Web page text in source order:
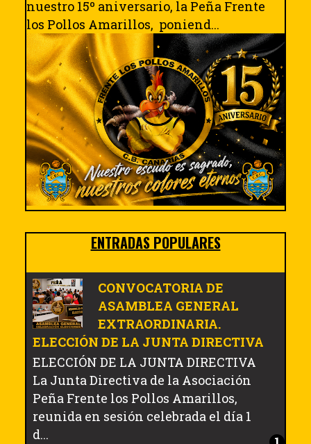
nuestro 15º aniversario, la Peña Frente
los Pollos Amarillos, poniend...
ENTRADAS POPULARES
CONVOCATORIA DE
ASAMBLEA GENERAL
EXTRAORDINARIA.
ELECCIÓN DE LA JUNTA DIRECTIVA
ELECCIÓN DE LA JUNTA DIRECTIVA
La Junta Directiva de la Asociación
Peña Frente los Pollos Amarillos,
reunida en sesión celebrada el día 1
d...